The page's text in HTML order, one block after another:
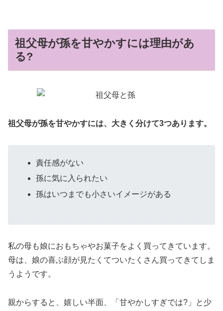
祖父母が孫を甘やかすには理由があ
る?
祖父母が孫を甘やかすには、大きく分けて3つあります。
責任感がない
孫に気に入られたい
孫はいつまでも小さいイメージがある
私の母も娘におもちゃやお菓子をよく買ってきています。
母は、娘の喜ぶ顔が見たくてついたくさん買ってきてしま
うようです。
親からすると、嬉しい半面、「甘やかしすぎでは?」と少